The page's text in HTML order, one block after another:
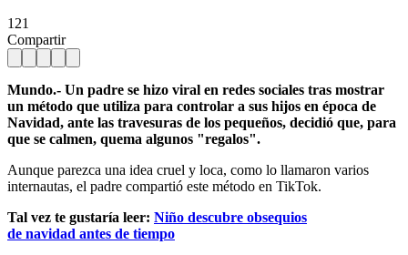
121
Compartir
Mundo.- Un padre se hizo viral en redes sociales tras mostrar
un método que utiliza para controlar a sus hijos en época de
Navidad, ante las travesuras de los pequeños, decidió que, para
que se calmen, quema algunos "regalos".
Aunque parezca una idea cruel y loca, como lo llamaron varios
internautas, el padre compartió este método en TikTok.
Tal vez te gustaría leer: Niño descubre obsequios
de navidad antes de tiempo